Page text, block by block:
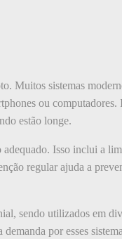
Muitos sistemas
ou
estão longe.
Isso inclui a
regular ajuda a
sendo utilizados em
por esses